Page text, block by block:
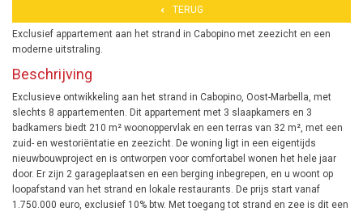
TERUG
Exclusief appartement aan het strand in Cabopino met zeezicht en een
moderne uitstraling.
Beschrijving
Exclusieve ontwikkeling aan het strand in Cabopino, Oost-Marbella, met
slechts 8 appartementen. Dit appartement met 3 slaapkamers en 3
badkamers biedt 210 m² woonoppervlak en een terras van 32 m², met een
zuid- en westoriëntatie en zeezicht. De woning ligt in een eigentijds
nieuwbouwproject en is ontworpen voor comfortabel wonen het hele jaar
door. Er zijn 2 garageplaatsen en een berging inbegrepen, en u woont op
loopafstand van het strand en lokale restaurants. De prijs start vanaf
1.750.000 euro, exclusief 10% btw. Met toegang tot strand en zee is dit een